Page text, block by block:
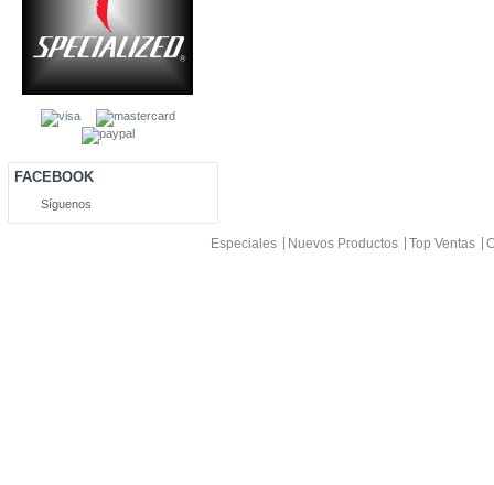
FACEBOOK
Síguenos
Especiales Nuevos Productos Top Ventas